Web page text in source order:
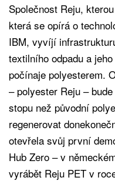
Společnost Reju,
která se opírá o
IBM, vyvíjí
textilního odpadu a
počínaje polyesterem.
– polyester Reju –
stopu než původní
regenerovat
otevřela svůj první
Hub Zero – v
vyrábět Reju PET v